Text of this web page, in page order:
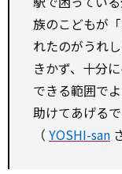
族のこどもが
れたのがうれ
きかず、十分
できる範囲で
助けてあげるで
（ YOSHI-san